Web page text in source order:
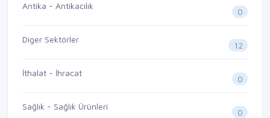
Antika - Antikacılık
0
Diger Sektörler
12
İthalat - İhracat
0
Sağlık - Sağlık Ürünleri
0